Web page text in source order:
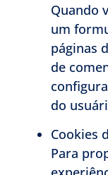
Quando
um
páginas
de
do
Cookies
Para